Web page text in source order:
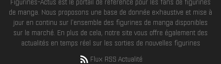
Figurines-Actus est le portail de référence pour les fans de figurines
de manga. Nous proposons une base de donnée exhaustive et mise à
jour en continu sur l'ensemble des figurines de manga disponibles
sur le marché. En plus de cela, notre site vous offre également des
actualités en temps réel sur les sorties de nouvelles figurines
Flux RSS Actualité